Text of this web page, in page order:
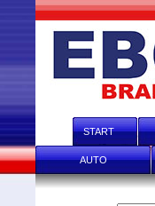
START
AUTO